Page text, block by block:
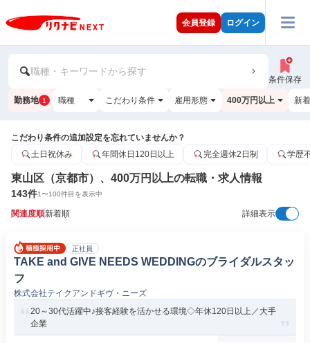
会員登録 ログイン
職種・キーワードから探す
条件保存
勤務地 1 職種 こだわり条件 雇用形態 400万円以上 新
こだわり条件の追加設定を忘れていませんか？
土日祝休み
年間休日120日以上 完全週休2日制 学歴
東山区（京都市）、400万円以上の転職・求人情報
143件1〜100件目を表示中
関連度順新着順 詳細表示
正社員
TAKE and GIVE NEEDS WEDDINGのブライダルスタッ
フ
株式会社テイクアンドギヴ・ニーズ
20～30代活躍中♪接客経験を活かせる環境◇年休120日以上／大手
企業